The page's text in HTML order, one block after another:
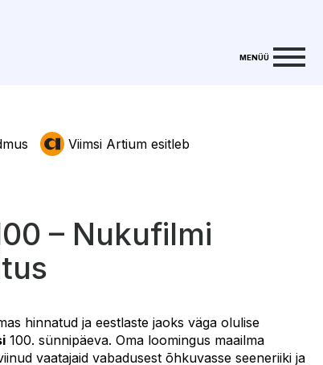
MENÜÜ
Viimsi Artium esitleb
– Nukufilmi
hinnatud ja eestlaste jaoks väga olulise
100. sünnipäeva. Oma loomingus maailma
vaatajaid vabadusest õhkuvasse seeneriiki ja